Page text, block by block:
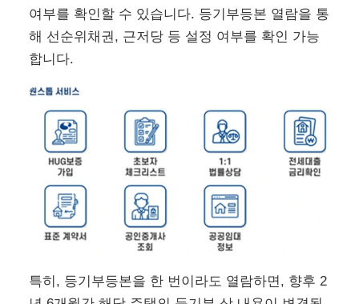
여부를 확인할 수 있습니다. 등기부등본 열람을 통
해 선순위채권, 근저당 등 설정 여부를 확인 가능
합니다.
특히, 등기부등본을 한 번이라도 열람하면, 향후 2